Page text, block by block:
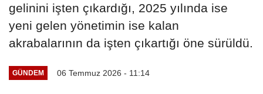
gelinini işten çıkardığı, 2025 yılında ise
yeni gelen yönetimin ise kalan
akrabalarının da işten çıkartığı öne sürüldü.
GÜNDEM 06 Temmuz 2026 - 11:14